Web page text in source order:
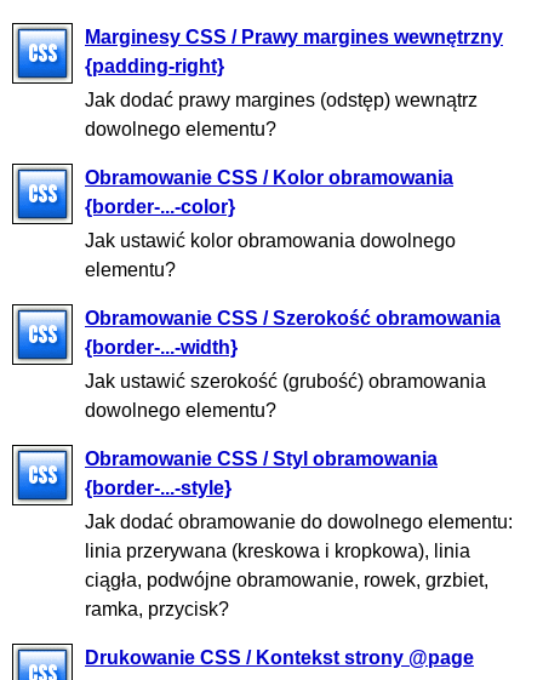
Marginesy CSS / Prawy margines wewnętrzny
{padding-right}
Jak dodać prawy margines (odstęp) wewnątrz
dowolnego elementu?
Obramowanie CSS / Kolor obramowania
{border-...-color}
Jak ustawić kolor obramowania dowolnego
elementu?
Obramowanie CSS / Szerokość obramowania
{border-...-width}
Jak ustawić szerokość (grubość) obramowania
dowolnego elementu?
Obramowanie CSS / Styl obramowania
{border-...-style}
Jak dodać obramowanie do dowolnego elementu:
linia przerywana (kreskowa i kropkowa), linia
ciągła, podwójne obramowanie, rowek, grzbiet,
ramka, przycisk?
Drukowanie CSS / Kontekst strony @page